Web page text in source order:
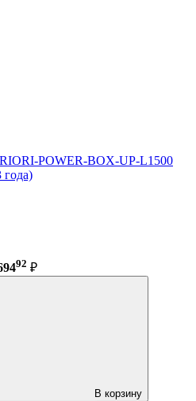
POWER-BOX-UP-L1500
92 ₽
В корзину